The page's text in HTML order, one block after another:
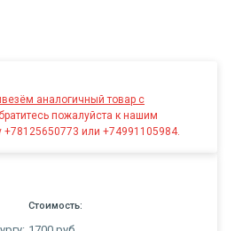
аналогичный товар с
пожалуйста к нашим
или +74991105984.
Стоимость: